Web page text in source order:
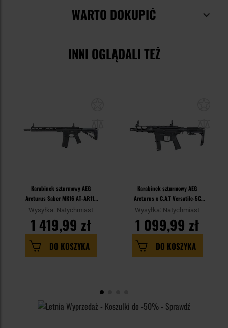
WARTO DOKUPIĆ
INNI OGLĄDALI TEŻ
Karabinek szturmowy AEG
Arcturus Saber MK16 AT-AR11E
FE - Black
Wysyłka: Natychmiast
1 419,99 zł
DO KOSZYKA
Karabinek szturmowy AEG
Arcturus x C.A.T Versatile-5C
PCC FE - Black
Wysyłka: Natychmiast
1 099,99 zł
DO KOSZYKA